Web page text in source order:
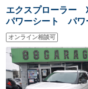
エクスプローラー
パワーシート パ
CARFAX・AUTO
オンライン相談可